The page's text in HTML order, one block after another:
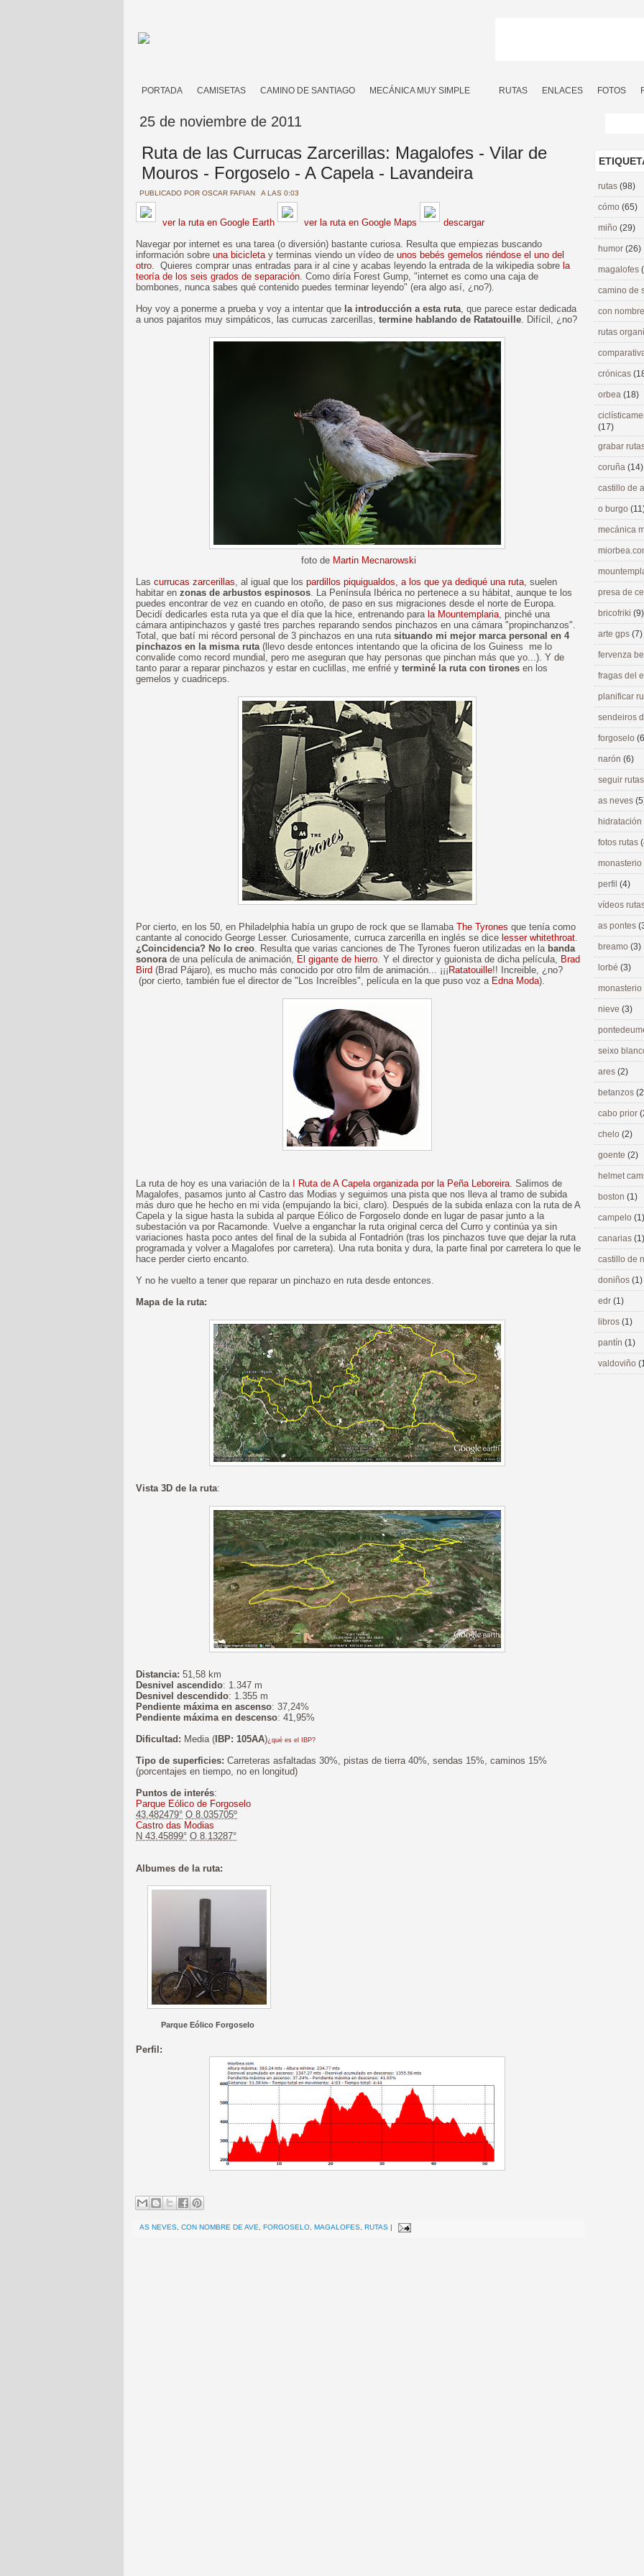
PORTADA CAMISETAS CAMINO DE SANTIAGO MECÁNICA MUY SIMPLE RUTAS ENLACES FOTOS
25 de noviembre de 2011
Ruta de las Currucas Zarcerillas: Magalofes - Vilar de
Mouros - Forgoselo - A Capela - Lavandeira
PUBLICADO POR OSCAR FAFIAN A LAS 0:03
ver la ruta en Google Earth ver la ruta en Google Maps
descargar
Navegar por internet es una tarea (o diversión) bastante curiosa. Resulta que empiezas buscando
información sobre una bicicletay terminas viendo un vídeo de unos bebés gemelos riéndose el uno del
otro. Quieres comprar unas entradas para ir al cine y acabas leyendo la entrada de la wikipedia sobre la
teoría de los seis grados de separación. Como diría Forest Gump, "internet es como una caja de
bombones, nunca sabes qué contenido puedes terminar leyendo" (era algo así, ¿no?).
Hoy voy a ponerme a prueba y voy a intentar que la introducción a esta ruta, que parece estar dedicada
a unos pajaritos muy simpáticos, las currucas zarcerillas, termine hablando de Ratatouille. Difícil, ¿no?
foto de Martin Mecnarowski
Las currucas zarcerillas, al igual que los pardillos piquigualdos, a los que ya dediqué una ruta, suelen
habitar en zonas de arbustos espinosos. La Península Ibérica no pertenece a su hábitat, aunque te los
puedes encontrar de vez en cuando en otoño, de paso en sus migraciones desde el norte de Europa.
Decidí dedicarles esta ruta ya que el día que la hice, entrenando para la Mountemplaria, pinché una
cámara antipinchazos y gasté tres parches reparando sendos pinchazos en una cámara "propinchanzos".
Total, que batí mi récord personal de 3 pinchazos en una ruta situando mi mejor marca personal en 4
pinchazos en la misma ruta(llevo desde entonces intentando que la oficina de los Guiness me lo
convalide como record mundial, pero me aseguran que hay personas que pinchan más que yo...). Y de
tanto parar a reparar pinchazos y estar en cuclillas, me enfrié y terminé la ruta con tirones en los
gemelos y cuadriceps.
Por cierto, en los 50, en Philadelphia había un grupo de rock que se llamaba The Tyrones que tenía como
cantante al conocido George Lesser. Curiosamente, curruca zarcerilla en inglés se dice lesser whitethroat.
¿Coincidencia? No lo creo. Resulta que varias canciones de The Tyrones fueron utilizadas en la banda
sonorade una película de animación, El gigante de hierro. Y el director y guionista de dicha película, Brad
Bird (Brad Pájaro), es mucho más conocido por otro film de animación... ¡¡¡ Ratatouille!! Increible, ¿no?
(por cierto, también fue el director de "Los Increíbles", película en la que puso voz a Edna Moda).
La ruta de hoy es una variación de la I Ruta de A Capela organizada por la Peña Leboreira. Salimos de
Magalofes, pasamos junto al Castro das Modias y seguimos una pista que nos lleva al tramo de subida
más duro que he hecho en mi vida (empujando la bici, claro). Después de la subida enlaza con la ruta de A
Capela y la sigue hasta la subida al parque Eólico de Forgoselo donde en lugar de pasar junto a la
subestación va por Racamonde. Vuelve a enganchar la ruta original cerca del Curro y continúa ya sin
variaciones hasta poco antes del final de la subida al Fontadrión (tras los pinchazos tuve que dejar la ruta
programada y volver a Magalofes por carretera). Una ruta bonita y dura, la parte final por carretera lo que le
hace perder cierto encanto.
Y no he vuelto a tener que reparar un pinchazo en ruta desde entonces.
Mapa de la ruta:
Vista 3D de la ruta:
Distancia: 51,58 km
Desnivel ascendido: 1.347 m
Desnivel descendido: 1.355 m
Pendiente máxima en ascenso: 37,24%
Pendiente máxima en descenso: 41,95%
Dificultad: Media ( IBP: 105AA)¿qué es el IBP?
Tipo de superficies: Carreteras asfaltadas 30%, pistas de tierra 40%, sendas 15%, caminos 15%
(porcentajes en tiempo, no en longitud)
Puntos de interés:
Parque Eólico de Forgoselo
43.482479° O 8.035705º
Castro das Modias
N 43.45899° O 8.13287°
Albumes de la ruta:
Parque Eólico Forgoselo
Perfil:
AS NEVES CON NOMBRE DE AVE FORGOSELO MAGALOFES RUTAS |
rutas (98)
cómo (65)
miño (29)
humor (26)
magalofes
camino de
con
rutas
crónicas
orbea (18)
(17)
grabar
coruña (14)
castillo de
o burgo
mecánica
presa de
bricofriki (9)
arte gps (7)
fervenza
fragas del
planificar
sendeiros
forgoselo
narón (6)
seguir
as neves
hidratación
fotos rutas
perfil (4)
vídeos
as pontes
breamo (3)
lorbé (3)
nieve (3)
seixo
ares (2)
betanzos
cabo prior
chelo (2)
goente (2)
helmet
boston (1)
campelo (1)
canarias (1)
castillo de
doniños (1)
edr (1)
libros (1)
pantín (1)
valdoviño